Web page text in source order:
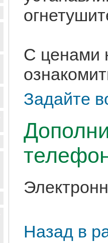
С ценами
Задайте
Назад в